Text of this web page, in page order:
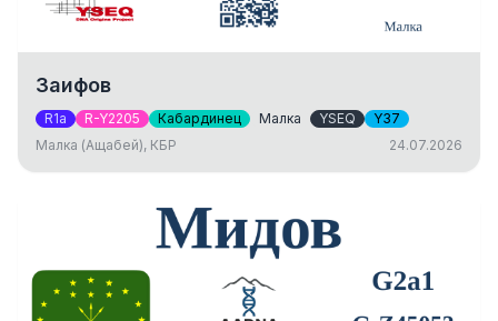
Заифов
R1a R-Y2205 Кабардинец Малка YSEQ
Y37
Малка (Ащабей), КБР
24.07.2026